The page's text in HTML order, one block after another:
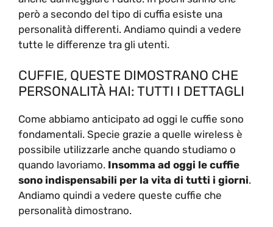
però a secondo del tipo di cuffia esiste una
personalità differenti. Andiamo quindi a vedere
tutte le differenze tra gli utenti.
CUFFIE, QUESTE DIMOSTRANO CHE
PERSONALITÀ HAI: TUTTI I DETTAGLI
Come abbiamo anticipato ad oggi le cuffie sono
fondamentali. Specie grazie a quelle wireless è
possibile utilizzarle anche quando studiamo o
quando lavoriamo. Insomma ad oggi le cuffie
sono indispensabili per la vita di tutti i giorni.
Andiamo quindi a vedere queste cuffie che
personalità dimostrano.